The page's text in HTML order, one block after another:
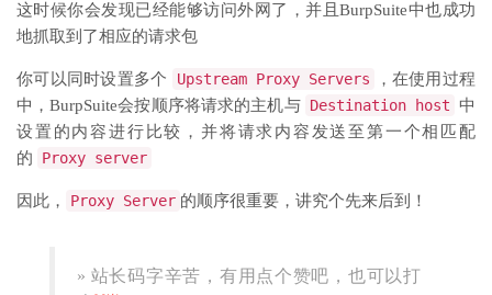
这时候你会发现已经能够访问外网了，并且BurpSuite中也成功
地抓取到了相应的请求包
你可以同时设置多个 Upstream Proxy Servers
，在使用过程
中，BurpSuite会按顺序将请求的主机与 Destination host 中
设置的内容进行比较，并将请求内容发送至第一个相匹配
的
Proxy server
因此， Proxy Server 的顺序很重要，讲究个先来后到！
» 站长码字辛苦，有用点个赞吧，也可以打